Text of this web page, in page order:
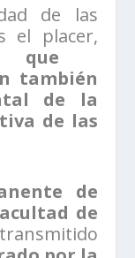
de las
el placer,
que
también
de la
de las
de
de